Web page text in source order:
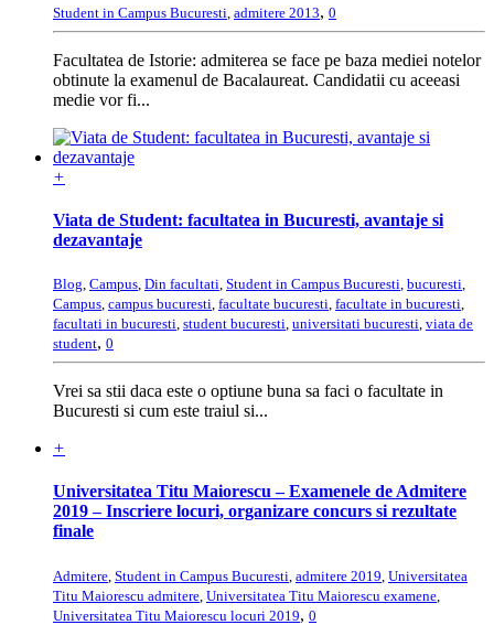
Student in Campus Bucuresti admitere 2013, 0
Facultatea de Istorie: admiterea se face pe baza mediei notelor
obtinute la examenul de Bacalaureat. Candidatii cu aceeasi
medie vor fi...
+
Viata de Student: facultatea in Bucuresti, avantaje si
dezavantaje
Blog, Campus, Din facultati, Student in Campus Bucuresti, bucuresti,
Campus, campus bucuresti, facultate bucuresti, facultate in bucuresti,
facultati in bucuresti, student bucuresti, universitati bucuresti, viata de
student, 0
Vrei sa stii daca este o optiune buna sa faci o facultate in
Bucuresti si cum este traiul si...
+
Universitatea Titu Maiorescu – Examenele de Admitere
2019 – Inscriere locuri, organizare concurs si rezultate
finale
Admitere Student in Campus Bucuresti admitere 2019 Universitatea
Titu Maiorescu admitere Universitatea Titu Maiorescu examene
Universitatea Titu Maiorescu locuri 2019, 0